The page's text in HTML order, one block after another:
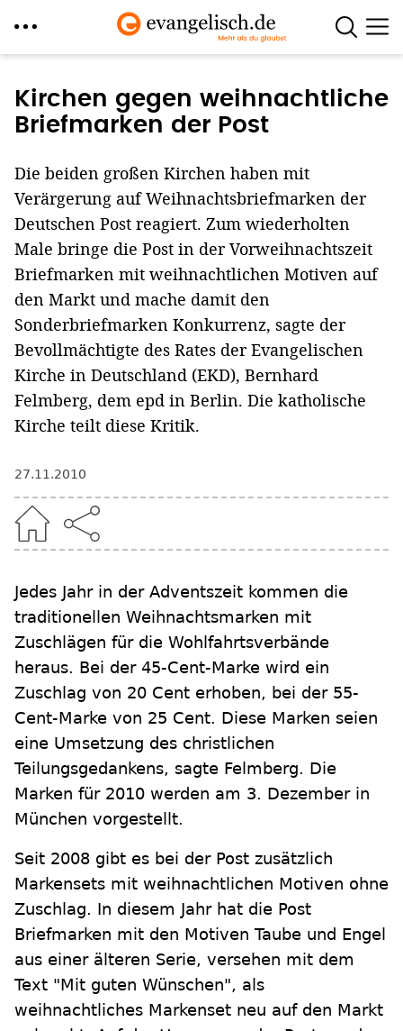
zum
Inhalt
Kirchen gegen weihnachtliche
Briefmarken der Post
Die beiden großen Kirchen haben mit
Verärgerung auf Weihnachtsbriefmarken der
Deutschen Post reagiert. Zum wiederholten
Male bringe die Post in der Vorweihnachtszeit
Briefmarken mit weihnachtlichen Motiven auf
den Markt und mache damit den
Sonderbriefmarken Konkurrenz, sagte der
Bevollmächtigte des Rates der Evangelischen
Kirche in Deutschland (EKD), Bernhard
Felmberg, dem epd in Berlin. Die katholische
Kirche teilt diese Kritik.
27.11.2010
Jedes Jahr in der Adventszeit kommen die
traditionellen Weihnachtsmarken mit
Zuschlägen für die Wohlfahrtsverbände
heraus. Bei der 45-Cent-Marke wird ein
Zuschlag von 20 Cent erhoben, bei der 55-
Cent-Marke von 25 Cent. Diese Marken seien
eine Umsetzung des christlichen
Teilungsgedankens, sagte Felmberg. Die
Marken für 2010 werden am 3. Dezember in
München vorgestellt.
Seit 2008 gibt es bei der Post zusätzlich
Markensets mit weihnachtlichen Motiven ohne
Zuschlag. In diesem Jahr hat die Post
Briefmarken mit den Motiven Taube und Engel
aus einer älteren Serie, versehen mit dem
Text "Mit guten Wünschen", als
weihnachtliches Markenset neu auf den Markt